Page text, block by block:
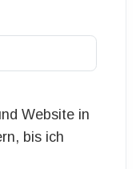
Website in
bis ich